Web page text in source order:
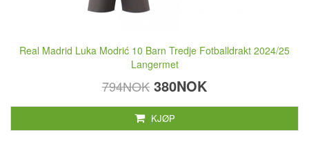
Real Madrid Luka Modrić 10 Barn Tredje Fotballdrakt 2024/25
Langermet
794NOK 380NOK
KJØP